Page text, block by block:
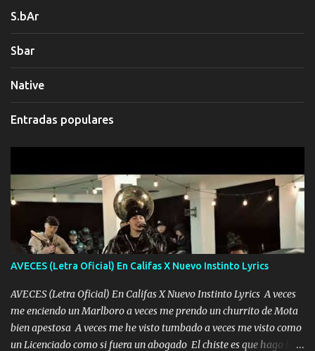
S.bAr
Sbar
Native
Entradas populares
AVECES (Letra Oficial) En Califas X Nuevo Instinto Lyrics
AVECES (Letra Oficial) En Califas X Nuevo Instinto Lyrics A veces
me enciendo un Marlboro a veces me prendo un churrito de Mota
bien apestosa A veces me he visto tumbado a veces me visto como
un Licenciado como si fuera un abogado El chiste es que hago lo